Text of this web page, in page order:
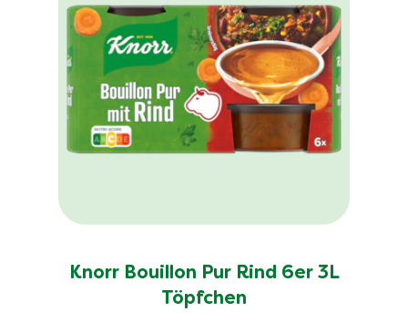
Knorr Bouillon Pur Rind 6er 3L
Töpfchen